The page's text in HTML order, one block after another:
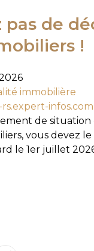
pas de
!
immobilière
infos.com
de situation
vous devez
le 1er juillet